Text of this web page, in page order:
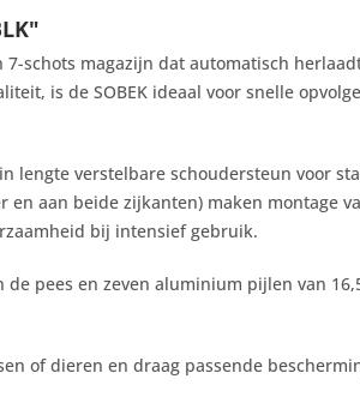
schots magazijn dat automatisch
is de SOBEK ideaal voor snelle
lengte verstelbare schoudersteun voor
aan beide zijkanten) maken montage
bij intensief gebruik.
pees en zeven aluminium pijlen van
of dieren en draag passende